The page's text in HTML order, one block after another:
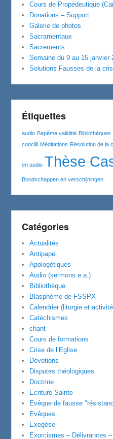
Cours de Propédeutique
Donations – Support
Galerie de photos
Sacramentaux
Sacrements
Semaine du 9 au 15 janvier
Solutions Fausses de la
Étiquettes
audio Bapême validitié Bibliothèques
concilii Méditations Résolution de la
en audio Thèse
Boodschappen en verschijningen
Catégories
Actualités
Antipape
Apologétiques
Audio (sermons e.a.)
Bibliothèque
Blasphème de FSSPX
Calendrier (liturgie et
Catéchismes
chant
Cours de formations
Crise de l’Eglise
Dévotions
Disputes théologiques
Doctrine
Ecriture Sainte
Evêque de fausse
Evêques
Exegèse
Exorcismes – Délivrances